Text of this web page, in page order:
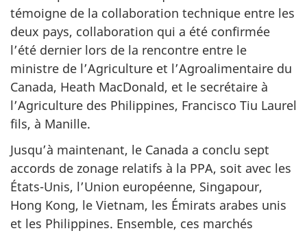
témoigne de la collaboration technique entre les
deux pays, collaboration qui a été confirmée
l’été dernier lors de la rencontre entre le
ministre de l’Agriculture et l’Agroalimentaire du
Canada, Heath MacDonald, et le secrétaire à
l’Agriculture des Philippines, Francisco Tiu Laurel
fils, à Manille.
Jusqu’à maintenant, le Canada a conclu sept
accords de zonage relatifs à la PPA, soit avec les
États-Unis, l’Union européenne, Singapour,
Hong Kong, le Vietnam, les Émirats arabes unis
et les Philippines. Ensemble, ces marchés